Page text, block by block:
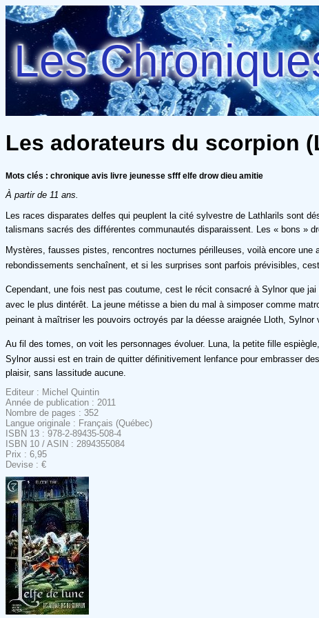
Les
Les adorateurs du scorpion
Mots clés : chronique avis livre jeunesse sfff elfe drow dieu amitie
À partir de 11 ans.
Les races disparates delfes qui peuplent la cité sylvestre de Lathlarils sont
talismans sacrés des différentes communautés disparaissent. Les « bons »
Mystères, fausses pistes, rencontres nocturnes périlleuses, voilà encore une
rebondissements senchaînent, et si les surprises sont parfois prévisibles,
Cependant, une fois nest pas coutume, cest le récit consacré à Sylnor que
avec le plus dintérêt. La jeune métisse a bien du mal à simposer comme
peinant à maîtriser les pouvoirs octroyés par la déesse araignée Lloth,
Au fil des tomes, on voit les personnages évoluer. Luna, la petite fille
Sylnor aussi est en train de quitter définitivement lenfance pour embrasser
plaisir, sans lassitude aucune.
Editeur : Michel Quintin
Année de publication : 2011
Nombre de pages : 352
Langue originale : Français (Québec)
ISBN 13 : 978-2-89435-508-4
ISBN 10 / ASIN : 2894355084
Prix : 6,95
Devise : €